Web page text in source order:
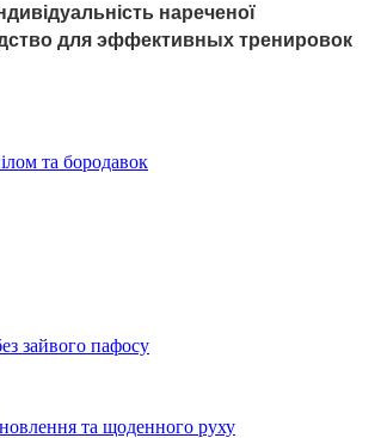
нареченої
для эффективных тренировок
та бородавок
зайвого пафосу
та щоденного руху